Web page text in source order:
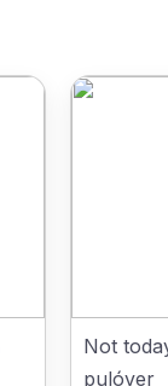
Not
pulóver